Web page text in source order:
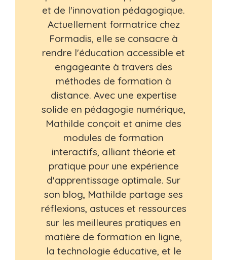
et de l'innovation pédagogique.
Actuellement formatrice chez
Formadis, elle se consacre à
rendre l'éducation accessible et
engageante à travers des
méthodes de formation à
distance. Avec une expertise
solide en pédagogie numérique,
Mathilde conçoit et anime des
modules de formation
interactifs, alliant théorie et
pratique pour une expérience
d'apprentissage optimale. Sur
son blog, Mathilde partage ses
réflexions, astuces et ressources
sur les meilleures pratiques en
matière de formation en ligne,
la technologie éducative, et le